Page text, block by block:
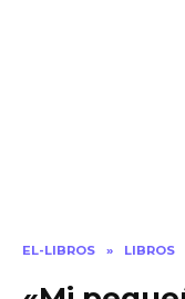
EL-LIBROS » LIBROS